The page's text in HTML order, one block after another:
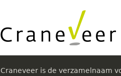
Craneveer is de verzamelnaam